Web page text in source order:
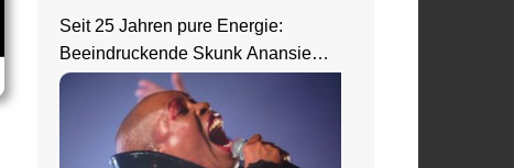
Seit 25 Jahren pure Energie:
Beeindruckende Skunk Anansie
Show in Wiesbaden